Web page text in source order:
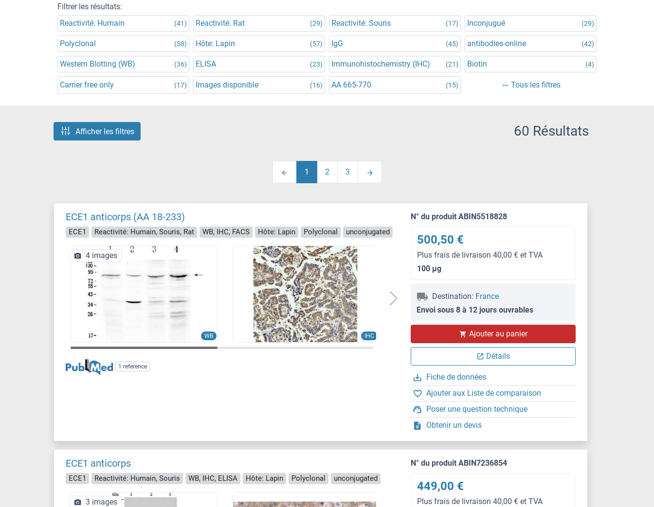
Filtrer les résultats:
Reactivité: Humain
(41) Reactivité: Rat (29) Reactivité: Souris (17) Inconjugué (29)
Polyclonal (58) Hôte: Lapin (57) IgG (45) antibodies-online (42)
Western Blotting (WB) (36) ELISA (23) Immunohistochemistry (IHC) (21) Biotin (4)
Carrier free only (17) Images disponible (16) AA 665-770 (15) Tous les filtres
Afficher les filtres 60 Résultats
1 2 3
ECE1 anticorps (AA 18-233)
ECE1 Reactivité: Humain, Souris, Rat WB, IHC, FACS Hôte: Lapin Polyclonal unconjugated
WB IHC
WB
4 images
1 reference
N° du produit ABIN5518828
500,50 €
Plus frais de livraison 40,00 € et TVA
100 μg
Destination: France
Envoi sous 8 à 12 jours ouvrables
Ajouter au panier
Détails
Fiche de données
Ajouter aux Liste de comparaison
Poser une question technique
Obtenir un devis
ECE1 anticorps
ECE1 Reactivité: Humain, Souris WB, IHC, ELISA Hôte: Lapin Polyclonal unconjugated
3 images
N° du produit ABIN7236854
449,00 €
Plus frais de livraison 40,00 € et TVA